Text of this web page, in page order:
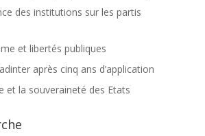
des institutions sur les partis
et libertés publiques
après cinq ans d’application
et la souveraineté des Etats